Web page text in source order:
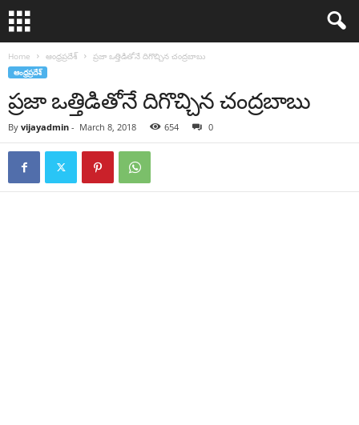
Home ఆంధ్రప్రదేశ్ ప్ర‌జా ఒత్తిడితోనే దిగొచ్చిన‌ చంద్ర‌బాబు
ఆంధ్రప్రదేశ్
ప్ర‌జా ఒత్తిడితోనే దిగొచ్చిన‌ చంద్ర‌బాబు
By vijayadmin - March 8, 2018 654 0